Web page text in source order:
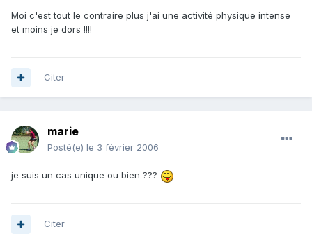
Moi c'est tout le contraire plus j'ai une activité physique intense
et moins je dors !!!!
Citer
marie
Posté(e) le 3 février 2006
je suis un cas unique ou bien ???
Citer